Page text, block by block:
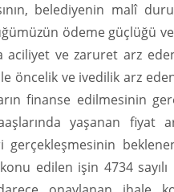
belediyenin malî
ödeme güçlüğü
aciliyet ve zaruret arz
öncelik ve ivedilik arz
finanse edilmesinin
yaşanan fiyat
edilen işin 4734 sayılı